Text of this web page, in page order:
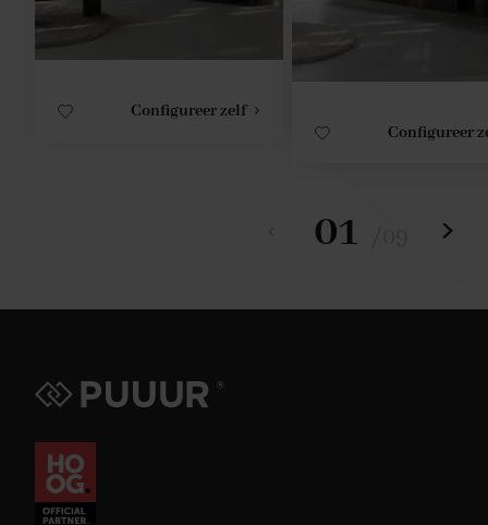
Configureer zelf
Configureer
01